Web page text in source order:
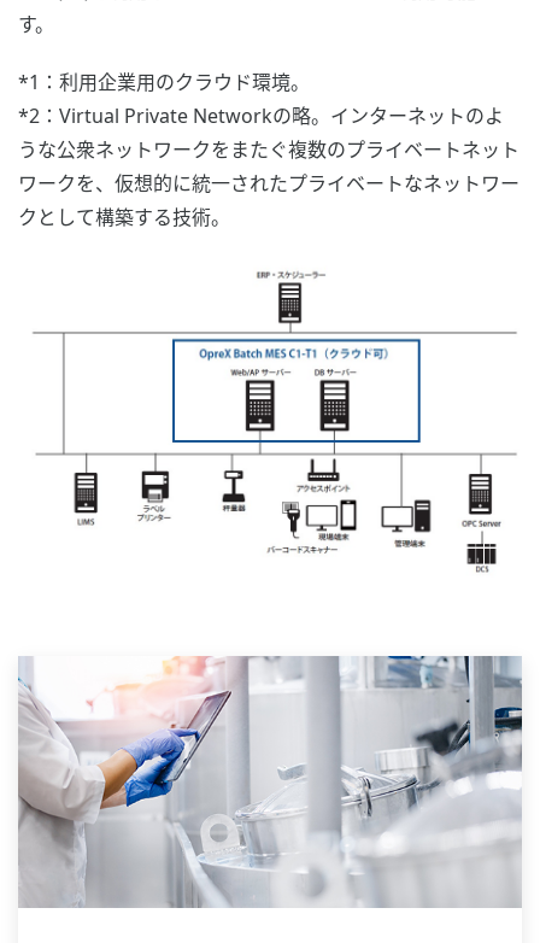
す。
*1：利用企業用のクラウド環境。
*2：Virtual Private Networkの略。インターネットのよ
うな公衆ネットワークをまたぐ複数のプライベートネット
ワークを、仮想的に統一されたプライベートなネットワー
クとして構築する技術。